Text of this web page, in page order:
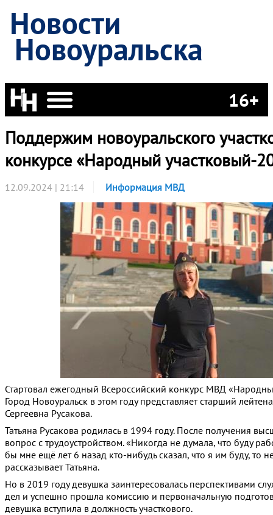
Новости
Новоуральска
16+
Поддержим новоуральского
конкурсе «Народный участковый-
12.09.2024 | 21:14 Информация МВД
Стартовал ежегодный Всероссийский конкурс МВД
Город Новоуральск в этом году представляет старший
Сергеевна Русакова.
Татьяна Русакова родилась в 1994 году. После получения
вопрос с трудоустройством. «Никогда не думала, что буду
бы мне ещё лет 6 назад кто-нибудь сказал, что я им буду, то
рассказывает Татьяна.
Но в 2019 году девушка заинтересовалась перспективами
дел и успешно прошла комиссию и первоначальную
девушка вступила в должность участкового.